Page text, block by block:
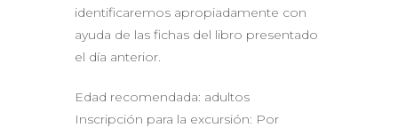
identificaremos apropiadamente con
ayuda de las fichas del libro presentado
el día anterior.
Edad recomendada: adultos
Inscripción para la excursión: Por